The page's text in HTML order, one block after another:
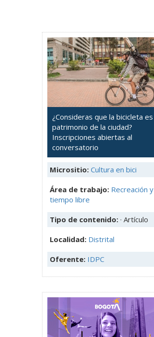
¿Consideras que la bicicleta es
patrimonio de la ciudad?
Inscripciones abiertas al
conversatorio
Micrositio: Cultura en bici
Área de trabajo: Recreación y
tiempo libre
Tipo de contenido: · Artículo
Localidad: Distrital
Oferente: IDPC